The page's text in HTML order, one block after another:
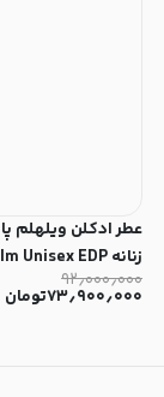
عطر ادکلن ویلهلم
زنانه Vilhelm Parfumerie Colette X Vilhelm Unisex EDP
۹۲٫۰۰۰٫۰۰۰
۷۳٫۹۰۰٫۰۰۰تومان